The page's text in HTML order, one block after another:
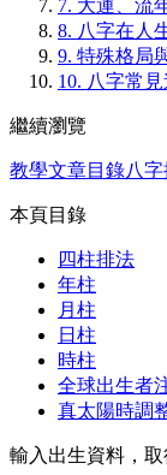
7. 大運、流
8. 八字在人
9. 特殊格局
10. 八字常
繼續瀏覽
教學文章目錄八
本頁目錄
四柱排法
年柱
月柱
日柱
時柱
全球出生者
真太陽時調
輸入出生資料，取